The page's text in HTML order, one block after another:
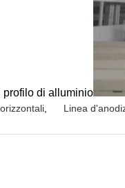
profilo di alluminio
Linea